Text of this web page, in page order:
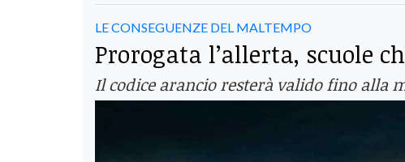
LE CONSEGUENZE DEL MALTEMPO
Prorogata l’allerta, scuole
Il codice arancio resterà valido fino alla